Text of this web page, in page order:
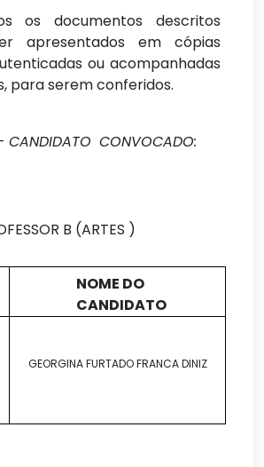
os documentos descritos
apresentados em cópias
ou acompanhadas
para serem conferidos.
CANDIDATO CONVOCADO:
B (ARTES )
NOME DO
CANDIDATO
GEORGINA FURTADO FRANCA DINIZ